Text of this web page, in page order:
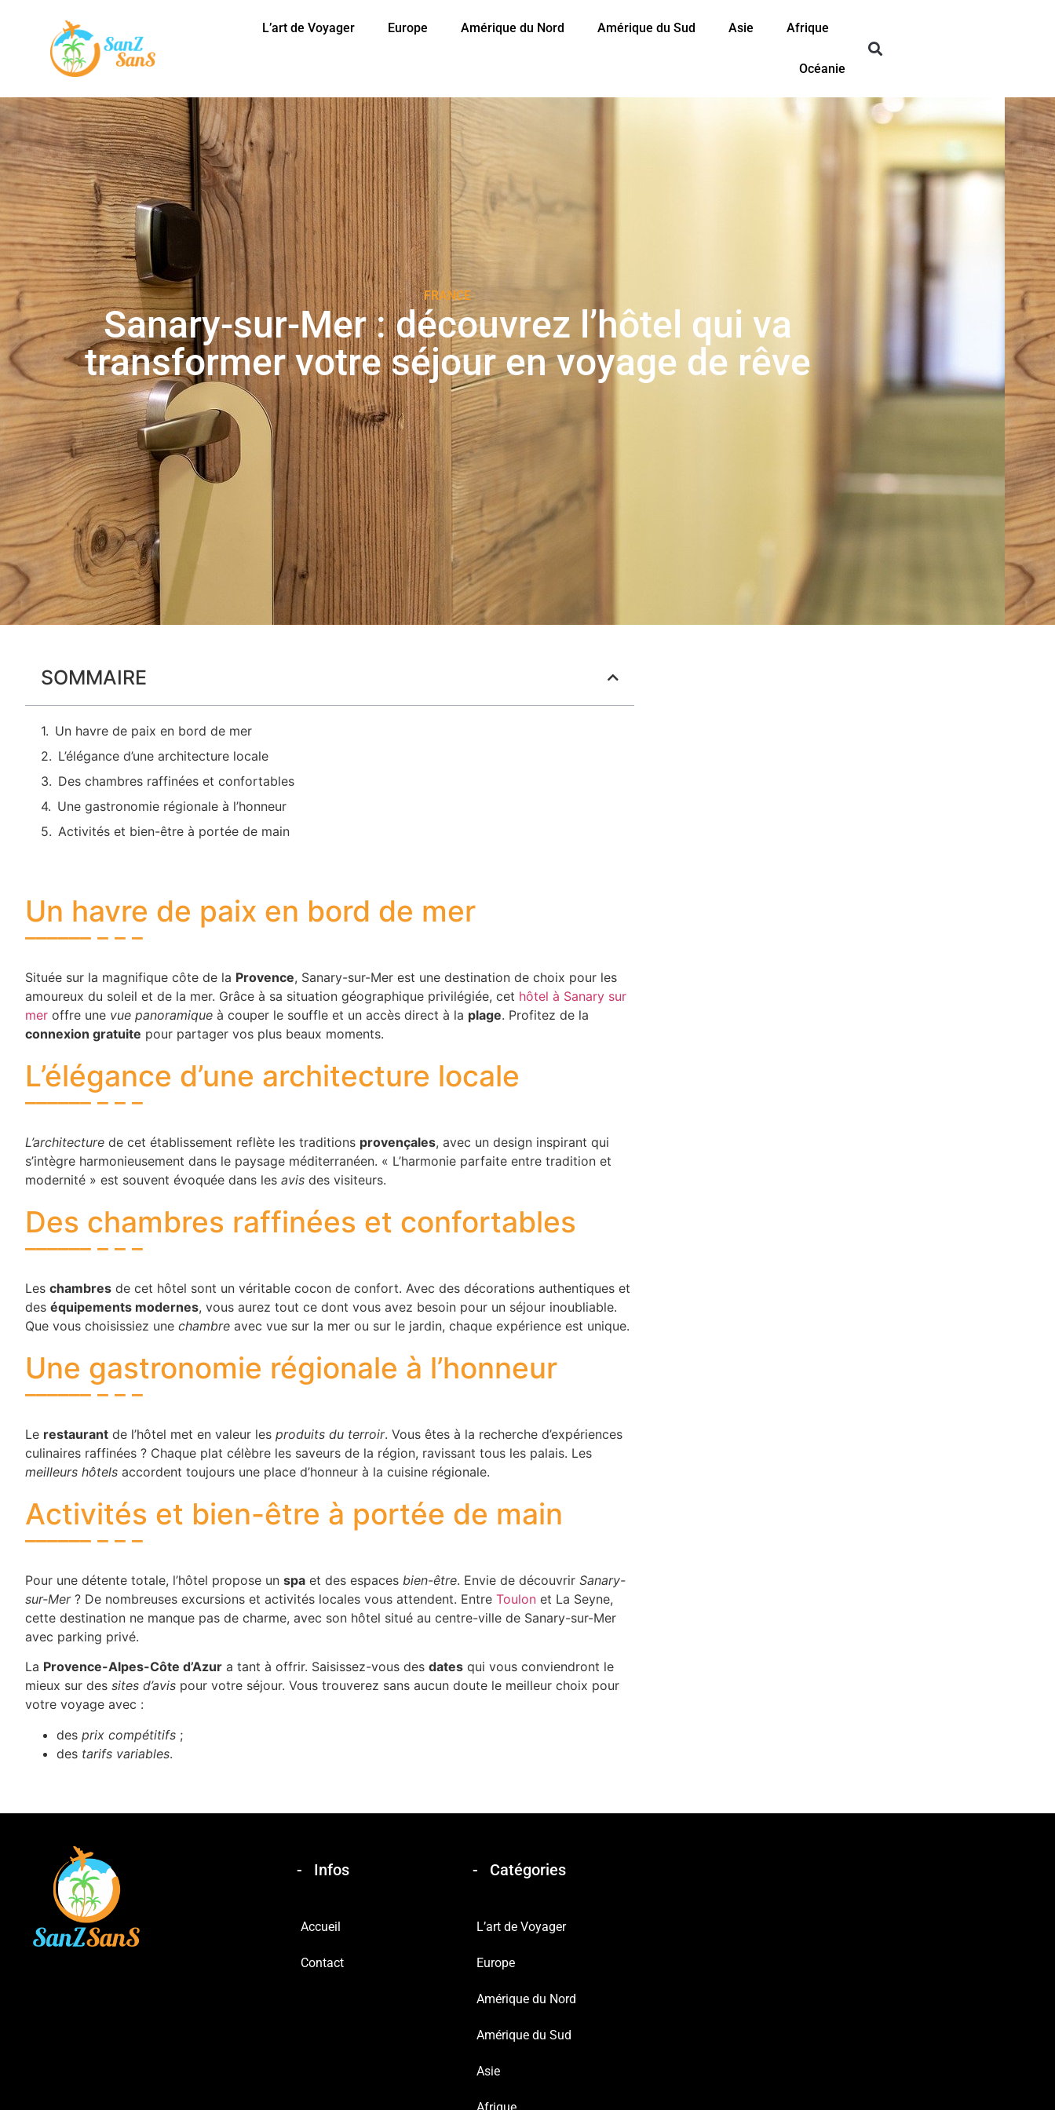
L’art de Voyager Europe Amérique du Nord Amérique du Sud Asie Afrique
Océanie
FRANCE
Sanary-sur-Mer : découvrez l’hôtel qui va
transformer votre séjour en voyage de rêve
SOMMAIRE
Un havre de paix en bord de mer
L’élégance d’une architecture locale
Des chambres raffinées et confortables
Une gastronomie régionale à l’honneur
Activités et bien-être à portée de main
Un havre de paix en bord de mer
Située sur la magnifique côte de la Provence, Sanary-sur-Mer est une destination de choix pour les
amoureux du soleil et de la mer. Grâce à sa situation géographique privilégiée, cet hôtel à Sanary sur
mer offre une vue panoramique à couper le souffle et un accès direct à la plage. Profitez de la
connexion gratuite pour partager vos plus beaux moments.
L’élégance d’une architecture locale
L’architecture de cet établissement reflète les traditions provençales, avec un design inspirant qui
s’intègre harmonieusement dans le paysage méditerranéen. « L’harmonie parfaite entre tradition et
modernité » est souvent évoquée dans les avis des visiteurs.
Des chambres raffinées et confortables
Les chambres de cet hôtel sont un véritable cocon de confort. Avec des décorations authentiques et
des équipements modernes, vous aurez tout ce dont vous avez besoin pour un séjour inoubliable.
Que vous choisissiez une chambre avec vue sur la mer ou sur le jardin, chaque expérience est unique.
Une gastronomie régionale à l’honneur
Le restaurant de l’hôtel met en valeur les produits du terroir. Vous êtes à la recherche d’expériences
culinaires raffinées ? Chaque plat célèbre les saveurs de la région, ravissant tous les palais. Les
meilleurs hôtels accordent toujours une place d’honneur à la cuisine régionale.
Activités et bien-être à portée de main
Pour une détente totale, l’hôtel propose un spa et des espaces bien-être. Envie de découvrir Sanary-
sur-Mer? De nombreuses excursions et activités locales vous attendent. Entre Toulon et La Seyne,
cette destination ne manque pas de charme, avec son hôtel situé au centre-ville de Sanary-sur-Mer
avec parking privé.
La Provence-Alpes-Côte d’Azur a tant à offrir. Saisissez-vous des dates qui vous conviendront le
mieux sur des sites d’avis pour votre séjour. Vous trouverez sans aucun doute le meilleur choix pour
votre voyage avec :
des prix compétitifs ;
des tarifs variables.
Infos
Accueil
Contact
Catégories
L’art de Voyager
Europe
Amérique du Nord
Amérique du Sud
Asie